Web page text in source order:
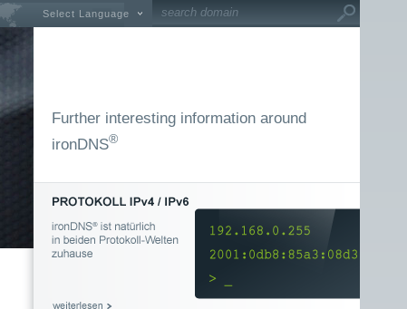
Select Language
Further interesting information around
ironDNS®